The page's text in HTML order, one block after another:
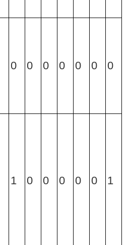
0 0 0 0 0 0 0
1 0 0 0 0 0 1